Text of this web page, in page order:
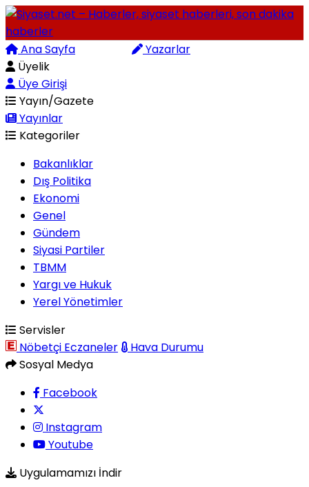
Ana Sayfa
Yazarlar
Üyelik
Üye Girişi
Yayın/Gazete
Yayınlar
Kategoriler
Bakanlıklar
Dış Politika
Ekonomi
Genel
Gündem
Siyasi Partiler
TBMM
Yargı ve Hukuk
Yerel Yönetimler
Servisler
Nöbetçi Eczaneler
Hava Durumu
Sosyal Medya
Facebook
Instagram
Youtube
Uygulamamızı İndir